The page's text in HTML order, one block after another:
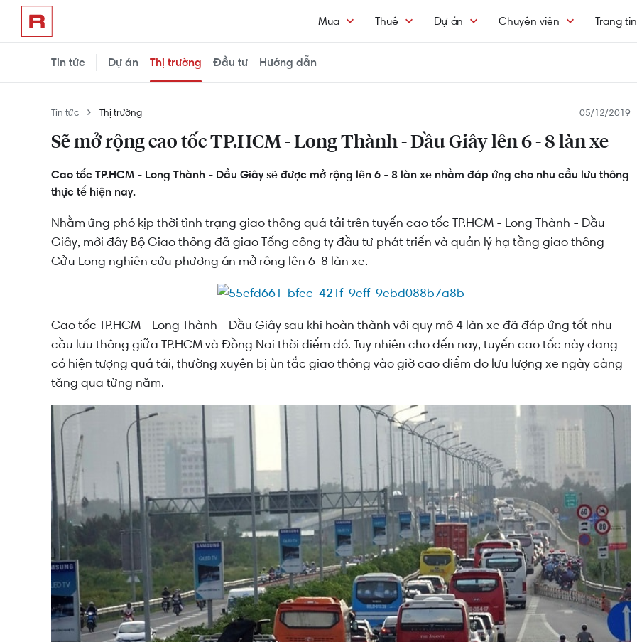
Mua Thuê Dự án Chuyên viên Trang tin
Tin tức Dự án Thị trường Đầu tư Hướng dẫn
Tin tức Thị trường
Sẽ mở rộng cao tốc TP.HCM - Long Thành - Dầu Giây lên 6 - 8 làn xe
05/12/2019
Cao tốc TP.HCM - Long Thành - Dầu Giây sẽ được mở rộng lên 6 - 8 làn xe nhằm đáp ứng cho nhu cầu lưu thông
thực tế hiện nay.
Nhằm ứng phó kịp thời tình trạng giao thông quá tải trên tuyến cao tốc TP.HCM - Long Thành - Dầu
Giây, mới đây Bộ Giao thông đã giaoTổng công ty đầu tư phát triển và quản lý hạ tầng giao thông
Cửu Long nghiên cứu phương án mở rộng lên 6-8 làn xe.
Cao tốc TP.HCM - Long Thành - Dầu Giây sau khi hoàn thành với quy mô 4 làn xe đã đáp ứng tốt nhu
cầu lưu thông giữa TP.HCM và Đồng Nai thời điểm đó. Tuy nhiên cho đến nay, tuyến cao tốc này đang
có hiện tượng quá tải, thường xuyên bị ùn tắc giao thông vào giờ cao điểm do lưu lượng xe ngày càng
tăng qua từng năm.